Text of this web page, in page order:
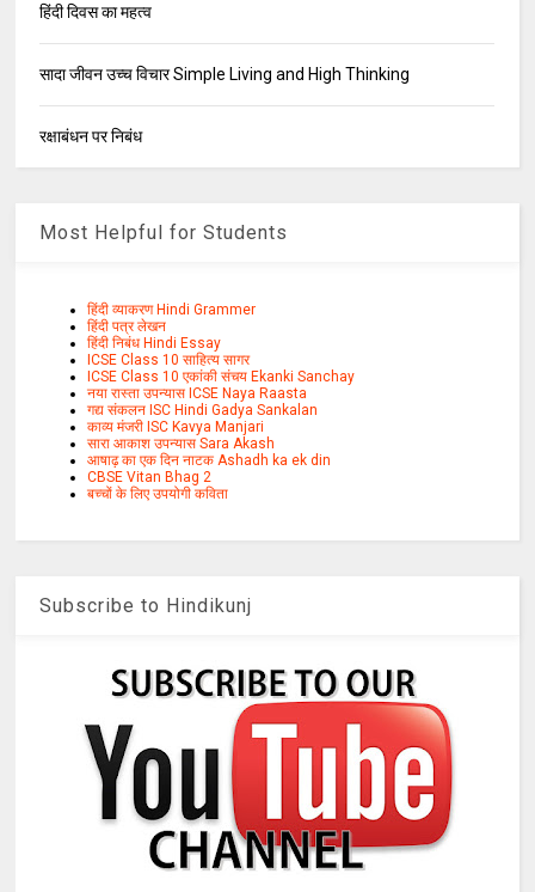
हिंदी दिवस का महत्व
सादा जीवन उच्च विचार Simple Living and High Thinking
रक्षाबंधन पर निबंध
Most Helpful for Students
हिंदी व्याकरण Hindi Grammer
हिंदी पत्र लेखन
हिंदी निबंध Hindi Essay
ICSE Class 10 साहित्य सागर
ICSE Class 10 एकांकी संचय Ekanki Sanchay
नया रास्ता उपन्यास ICSE Naya Raasta
गद्य संकलन ISC Hindi Gadya Sankalan
काव्य मंजरी ISC Kavya Manjari
सारा आकाश उपन्यास Sara Akash
आषाढ़ का एक दिन नाटक Ashadh ka ek din
CBSE Vitan Bhag 2
बच्चों के लिए उपयोगी कविता
Subscribe to Hindikunj